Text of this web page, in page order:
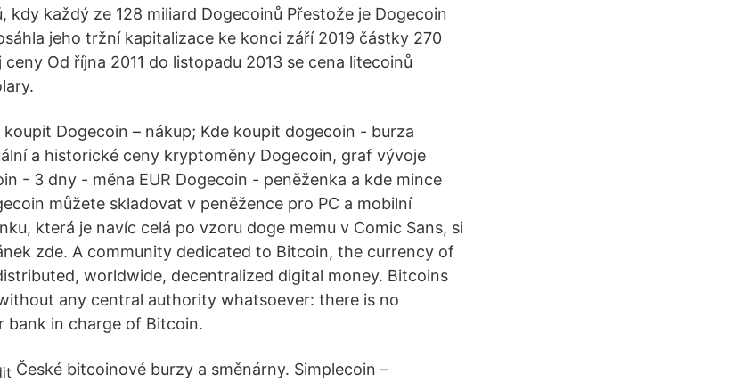
kdy každý ze 128 miliard Dogecoinů Přestože je Dogecoin
jeho tržní kapitalizace ke konci září 2019 částky 270
Od října 2011 do listopadu 2013 se cena litecoinů
Dogecoin – nákup; Kde koupit dogecoin - burza
a historické ceny kryptoměny Dogecoin, graf vývoje
- 3 dny - měna EUR Dogecoin - peněženka a kde mince
můžete skladovat v peněžence pro PC a mobilní
která je navíc celá po vzoru doge memu v Comic Sans, si
zde. A community dedicated to Bitcoin, the currency of
worldwide, decentralized digital money. Bitcoins
any central authority whatsoever: there is no
bank in charge of Bitcoin.
České bitcoinové burzy a směnárny. Simplecoin –